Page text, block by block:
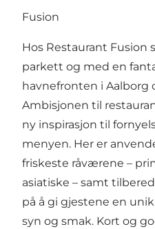
Fusion
Hos Restaurant Fusion
parkett og med en
havnefronten i Aalborg
Ambisjonen til
ny inspirasjon til
menyen. Her er
friskeste råværene –
asiatiske – samt
på å gi gjestene en
syn og smak. Kort og